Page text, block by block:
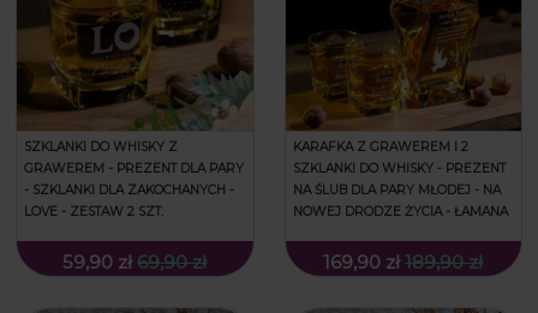
SZKLANKI DO WHISKY Z
GRAWEREM - PREZENT DLA PARY
- SZKLANKI DLA ZAKOCHANYCH -
LOVE - ZESTAW 2 SZT.
59,90 zł 69,90 zł
KARAFKA Z GRAWEREM I 2
SZKLANKI DO WHISKY - PREZENT
NA ŚLUB DLA PARY MŁODEJ - NA
NOWEJ DRODZE ŻYCIA - ŁAMANA
169,90 zł 189,90 zł